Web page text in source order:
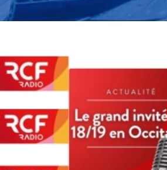
IMPLANTATIONS GÉOGRAPHIQUES
PROJETS EN COURS
PROJETS TERMINÉS
NOS RÉSEAUX SCIENTIFIQUES ET
SÉMINAIRES RÉGULIERS